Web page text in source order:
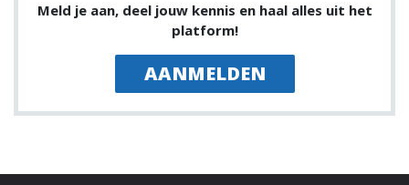
Meld je aan, deel jouw kennis en haal alles uit het
platform!
AANMELDEN